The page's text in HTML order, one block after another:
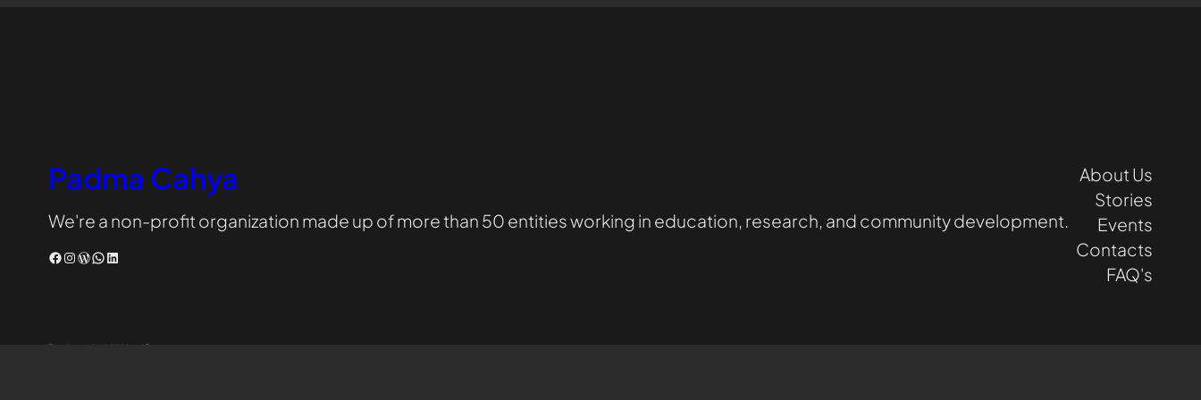
Padma Cahya
We're a non-profit organization made up of more than 50 entities working in education, research, and community development.
Facebook InstagramWordPress WhatsApp LinkedIn
About Us
Stories
Events
Contacts
FAQ's
Designed with WordPress